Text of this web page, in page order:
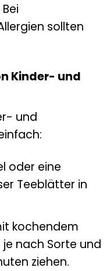
sollten
Kinder- und
und
oder eine
Teeblätter in
kochendem
je nach Sorte und
ziehen.